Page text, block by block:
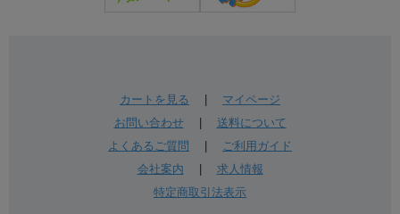
カートを見る
マイページ
お問い合わせ| 送料について
よくあるご質問
ご利用ガイド
会社案内
求人情報
特定商取引法表示